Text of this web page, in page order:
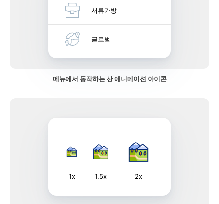
서류가방
글로벌
메뉴에서 동작하는 산 애니메이션 아이콘
1x 1.5x 2x